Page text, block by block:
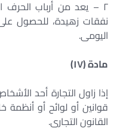
٢ – يعد من أرباب
نفقات زهيدة، للحصول
اليومى.
مادة (١٧)
إذا زاول التجارة أحد
قوانين أو لوائح أو أنظمة
القانون التجارى.